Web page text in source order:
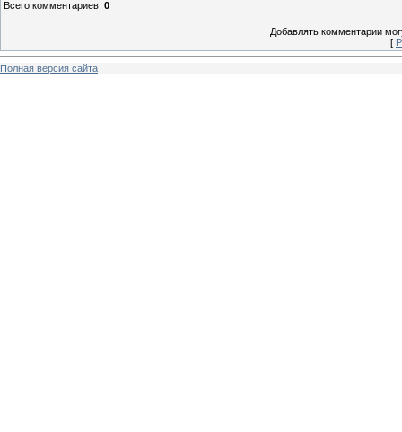
Всего комментариев: 0
Добавлять комментарии
[
Полная версия сайта